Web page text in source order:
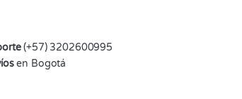
(+57) 3202600995
en Bogotá